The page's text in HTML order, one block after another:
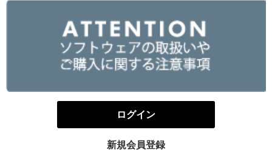
ログイン
新規会員登録